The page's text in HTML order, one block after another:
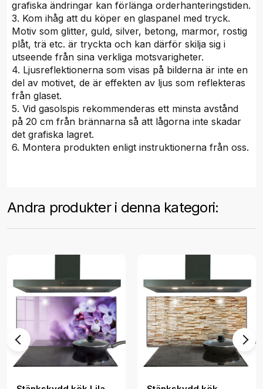
grafiska ändringar kan förlänga orderhanteringstiden.
3. Kom ihåg att du köper en glaspanel med tryck.
Motiv som glitter, guld, silver, betong, marmor, rostig
plåt, trä etc. är tryckta och kan därför skilja sig i
utseende från sina verkliga motsvarigheter.
4. Ljusreflektionerna som visas på bilderna är inte en
del av motivet, de är effekten av ljus som reflekteras
från glaset.
5. Vid gasolspis rekommenderas ett minsta avstånd
på 20 cm från brännarna så att lågorna inte skadar
det grafiska lagret.
6. Montera produkten enligt instruktionerna från oss.
Andra produkter i denna kategori: